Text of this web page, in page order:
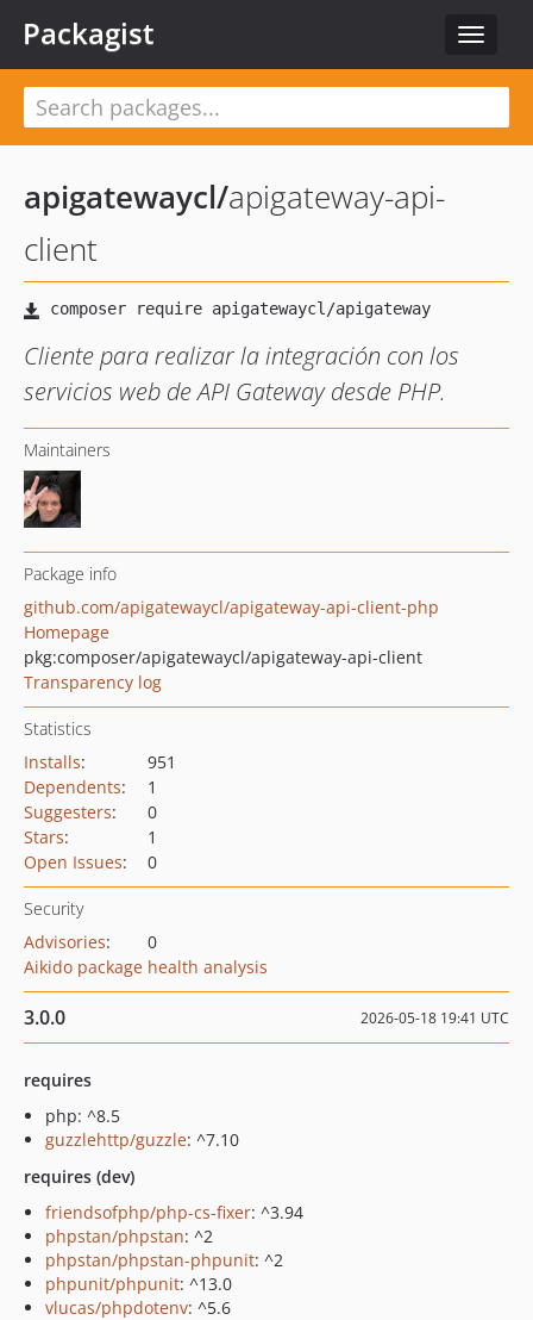
Toggle
Packagist
apigatewaycl/apigateway-api-
client
Cliente para realizar la integración con los
servicios web de API Gateway desde PHP.
Maintainers
Package info
github.com/apigatewaycl/apigateway-api-client-php
Homepage
pkg:composer/apigatewaycl/apigateway-api-client
Transparency log
Statistics
Installs:
951
Dependents:
1
Suggesters:
0
Stars:
1
Open Issues: 0
Security
Advisories:
0
Aikido package health analysis
3.0.0 2026-05-18 19:41 UTC
requires
php: ^8.5
guzzlehttp/guzzle: ^7.10
requires (dev)
friendsofphp/php-cs-fixer: ^3.94
phpstan/phpstan: ^2
phpstan/phpstan-phpunit: ^2
phpunit/phpunit: ^13.0
vlucas/phpdotenv: ^5.6